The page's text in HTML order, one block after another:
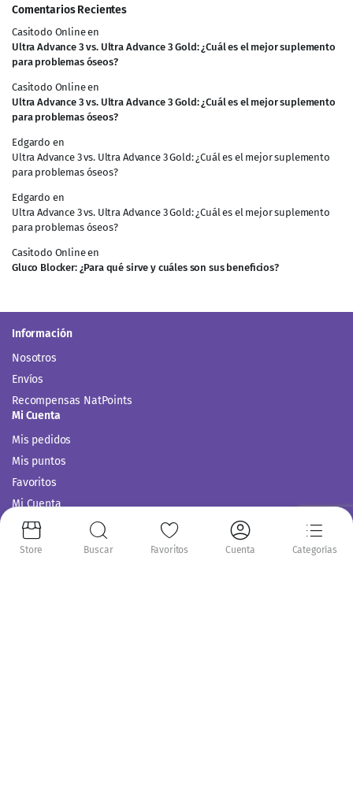
Comentarios Recientes
Casitodo Onlineen
Ultra Advance 3 vs. Ultra Advance 3 Gold: ¿Cuál es el mejor suplemento
para problemas óseos?
Casitodo Onlineen
Ultra Advance 3 vs. Ultra Advance 3 Gold: ¿Cuál es el mejor suplemento
para problemas óseos?
Edgardo en
Ultra Advance 3 vs. Ultra Advance 3 Gold: ¿Cuál es el mejor suplemento
para problemas óseos?
Edgardo en
Ultra Advance 3 vs. Ultra Advance 3 Gold: ¿Cuál es el mejor suplemento
para problemas óseos?
Casitodo Onlineen
Gluco Blocker: ¿Para qué sirve y cuáles son sus beneficios?
Información
Nosotros
Envíos
Recompensas NatPoints
Mi Cuenta
Mis pedidos
Mis puntos
Favoritos
Mi Cuenta
Comparar
Servicio al Cliente
Store Buscar Favoritos Cuenta Categorías